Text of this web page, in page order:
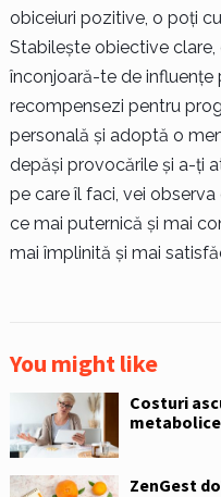
obiceiuri pozitive, o poți
Stabilește obiective clare,
înconjoară-te de influențe
recompensezi pentru
personală și adoptă o
depăși provocările și a-ți
pe care îl faci, vei
ce mai puternică și mai
mai împlinită și mai
You might like
Costuri
ZenGest